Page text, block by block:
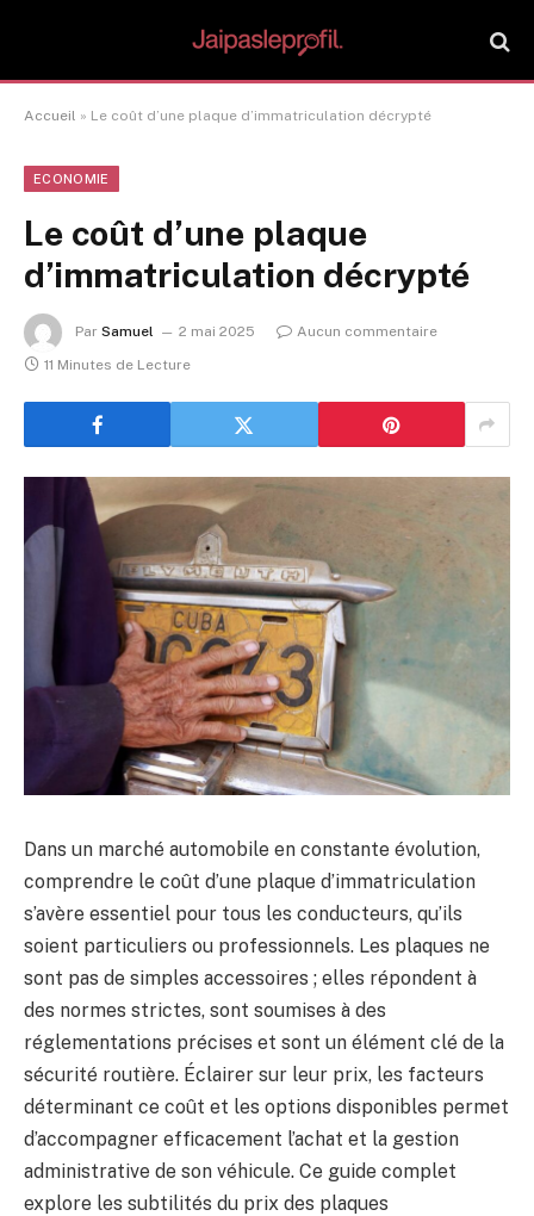
Accueil » Le coût d’une plaque d’immatriculation décrypté
ECONOMIE
Le coût d’une plaque
d’immatriculation décrypté
Par Samuel 2 mai 2025
Aucun commentaire
11 Minutes de Lecture
Dans un marché automobile en constante évolution,
comprendre le coût d’une plaque d’immatriculation
s’avère essentiel pour tous les conducteurs, qu’ils
soient particuliers ou professionnels. Les plaques ne
sont pas de simples accessoires ; elles répondent à
des normes strictes, sont soumises à des
réglementations précises et sont un élément clé de la
sécurité routière. Éclairer sur leur prix, les facteurs
déterminant ce coût et les options disponibles permet
d’accompagner efficacement l’achat et la gestion
administrative de son véhicule. Ce guide complet
explore les subtilités du prix des plaques